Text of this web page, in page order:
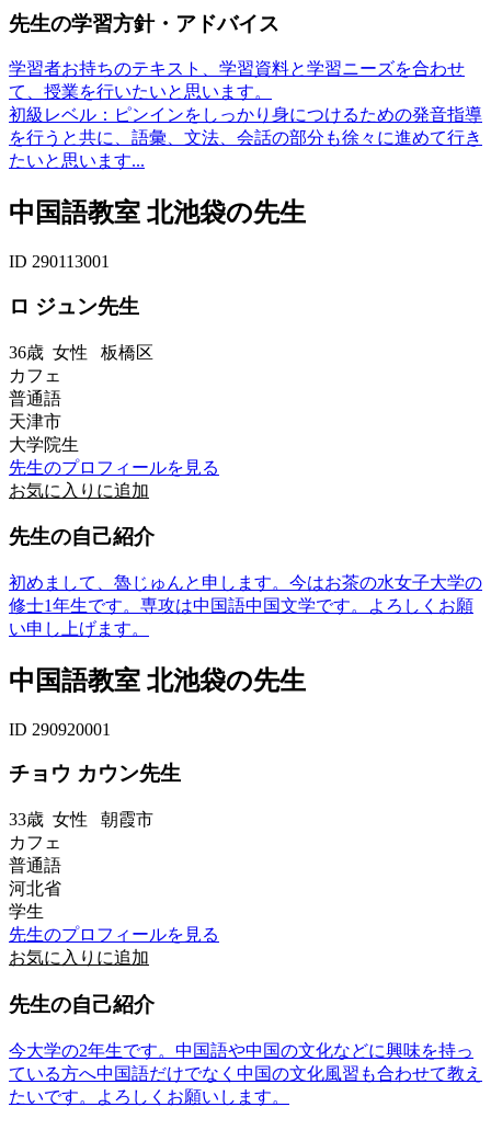
先生の学習方針・アドバイス
学習者お持ちのテキスト、学習資料と学習ニーズを合わせ
て、授業を行いたいと思います。
初級レベル：ピンインをしっかり身につけるための発音指導
を行うと共に、語彙、文法、会話の部分も徐々に進めて行き
たいと思います...
中国語教室 北池袋の先生
ID 290113001
ロ ジュン先生
36歳 女性 板橋区
カフェ
普通語
天津市
大学院生
先生のプロフィールを見る
お気に入りに追加
先生の自己紹介
初めまして、魯じゅんと申します。今はお茶の水女子大学の
修士1年生です。専攻は中国語中国文学です。よろしくお願
い申し上げます。
中国語教室 北池袋の先生
ID 290920001
チョウ カウン先生
33歳 女性 朝霞市
カフェ
普通語
河北省
学生
先生のプロフィールを見る
お気に入りに追加
先生の自己紹介
今大学の2年生です。中国語や中国の文化などに興味を持っ
ている方へ中国語だけでなく中国の文化風習も合わせて教え
たいです。よろしくお願いします。